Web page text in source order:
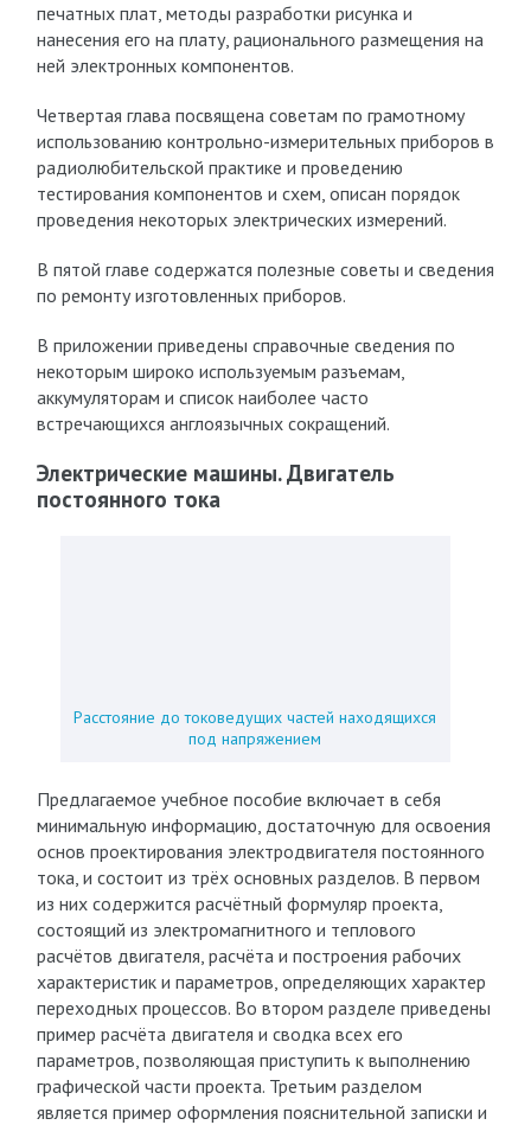
печатных плат, методы разработки рисунка и
нанесения его на плату, рационального размещения на
ней электронных компонентов.
Четвертая глава посвящена советам по грамотному
использованию контрольно-измерительных приборов в
радиолюбительской практике и проведению
тестирования компонентов и схем, описан порядок
проведения некоторых электрических измерений.
В пятой главе содержатся полезные советы и сведения
по ремонту изготовленных приборов.
В приложении приведены справочные сведения по
некоторым широко используемым разъемам,
аккумуляторам и список наиболее часто
встречающихся англоязычных сокращений.
Электрические машины. Двигатель
постоянного тока
Расстояние до токоведущих частей находящихся
под напряжением
Предлагаемое учебное пособие включает в себя
минимальную информацию, достаточную для освоения
основ проектирования электродвигателя постоянного
тока, и состоит из трёх основных разделов. В первом
из них содержится расчётный формуляр проекта,
состоящий из электромагнитного и теплового
расчётов двигателя, расчёта и построения рабочих
характеристик и параметров, определяющих характер
переходных процессов. Во втором разделе приведены
пример расчёта двигателя и сводка всех его
параметров, позволяющая приступить к выполнению
графической части проекта. Третьим разделом
является пример оформления пояснительной записки и